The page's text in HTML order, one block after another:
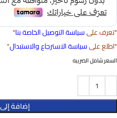
"تعرف علىسياسة التوصيل الخاصة بنا"
"اطلع علىسياسة الاسترجاع والاستبدال"
السعر شامل الضريبه
إضافة